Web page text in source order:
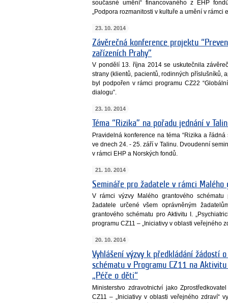
současné umění“ financovaného z EHP
„Podpora rozmanitosti v kultuře a umění v rámci
23. 10. 2014
Závěrečná konference projektu
zařízeních Prahy”
V pondělí 13. října 2014 se uskutečnila
strany (klientů, pacientů, rodinných příslušníků,
byl podpořen v rámci programu CZ22
dialogu”.
23. 10. 2014
Téma “Rizika” na pořadu jednání v
Pravidelná konference na téma “Rizika a
ve dnech 24. - 25. září v Talinu. Dvoudenní
v rámci EHP a Norských fondů.
21. 10. 2014
Semináře pro žadatele v rámci
V rámci výzvy Malého grantového schématu
žadatele určené všem oprávněným
grantového schématu pro Aktivitu I.
programu CZ11 – „Iniciativy v oblasti veřejného
20. 10. 2014
Vyhlášení výzvy k předkládání žádostí
schématu v Programu CZ11 na
„Péče o děti“
Ministerstvo zdravotnictví jako
CZ11 – „Iniciativy v oblasti veřejného zdraví“